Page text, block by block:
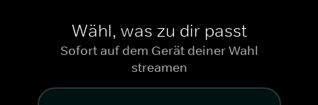
Wähl, was zu dir passt
Sofort auf dem Gerät deiner Wahl
streamen